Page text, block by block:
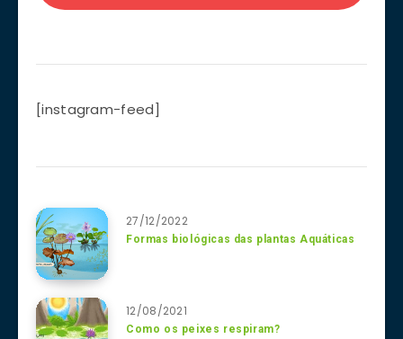
[instagram-feed]
27/12/2022
Formas biológicas das plantas Aquáticas
12/08/2021
Como os peixes respiram?